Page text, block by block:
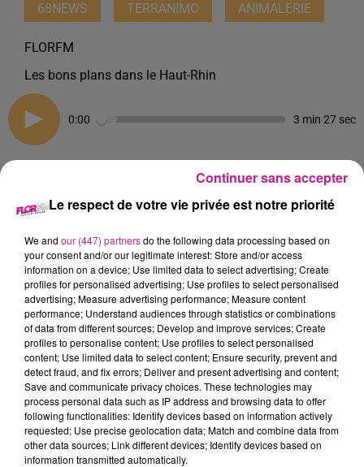
68NEWS TERRANIMO ANIMALERIE
FLORFM
Les bons plans dans le Haut-Rhin
0:00 3 min 27 sec
68 NEWS DU 28 MAI
Retrouvez les 68 news du 28 mai avecTerranimoColmar,
Sierentz et Burnhaupt-le-Haut, votre animalerie dans le Haut-
Rhin
Le respect de votre vie privée est notre priorité
We and our (447) partnersdo the following data processing based on
your consent and/or our legitimate interest: Store and/or access
information on a device; Use limited data to select advertising; Create
profiles for personalised advertising; Use profiles to select personalised
advertising; Measure advertising performance; Measure content
performance; Understand audiences through statistics or combinations
of data from different sources; Develop and improve services; Create
profiles to personalise content; Use profiles to select personalised
content; Use limited data to select content; Ensure security, prevent and
detect fraud, and fix errors; Deliver and present advertising and content;
Save and communicate privacy choices. These technologies may
process personal data such as IP address and browsing data to offer
following functionalities: Identify devices based on information actively
requested; Use precise geolocation data; Match and combine data from
other data sources; Link different devices; Identify devices based on
information transmitted automatically.
Continuer sans accepter